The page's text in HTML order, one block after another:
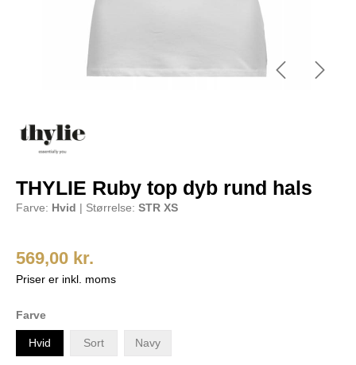
THYLIE Ruby top dyb rund hals
Farve: Hvid | Størrelse: STR XS
569,00 kr.
Priser er inkl. moms
Farve
Hvid Sort Navy